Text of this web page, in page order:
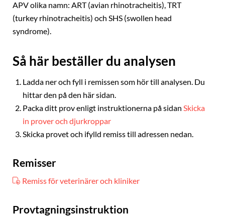
APV olika namn: ART (avian rhinotracheitis), TRT
(turkey rhinotracheitis) och SHS (swollen head
syndrome).
Så här beställer du analysen
Ladda ner och fyll i remissen som hör till analysen. Du
hittar den på den här sidan.
Packa ditt prov enligt instruktionerna på sidan Skicka
in prover och djurkroppar
Skicka provet och ifylld remiss till adressen nedan.
Remisser
Remiss för veterinärer och kliniker
Provtagningsinstruktion